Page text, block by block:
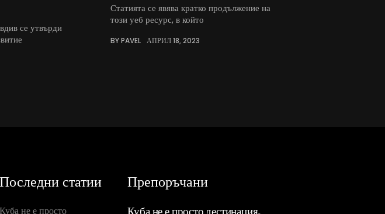
се утвърди
Статията се явява кратко продължение на
този уеб ресурс, в който
BY PAVEL АПРИЛ 18, 2023
Последни статии
Куба не е просто
Препоръчани
Куба не е просто дестинация,